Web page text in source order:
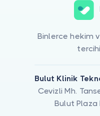
Binlerce hekim
tercihi
Bulut Klinik
Cevizli Mh.
Bulut